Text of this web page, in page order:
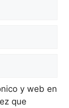
y web en
que